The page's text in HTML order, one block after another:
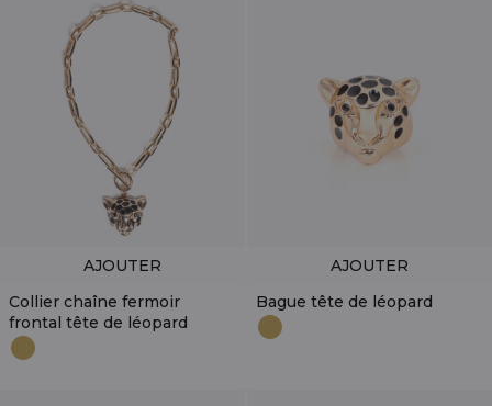
Collier chaîne fermoir
frontal tête de léopard
AJOUTER
Bague tête de léopard
AJOUTER